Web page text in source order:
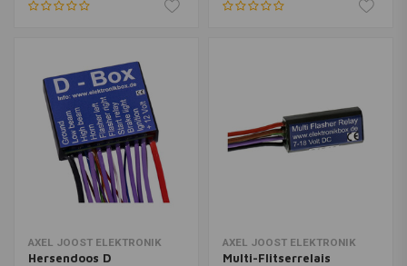
AXEL JOOST ELEKTRONIK
Hersendoos D
AXEL JOOST ELEKTRONIK
Multi-Flitserrelais